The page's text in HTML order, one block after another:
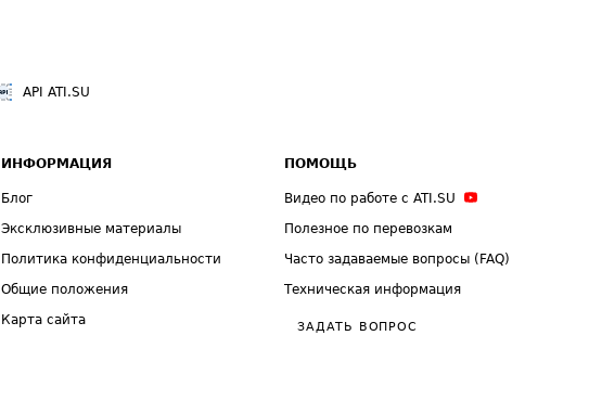
API ATI.SU
ИНФОРМАЦИЯ
Блог
Эксклюзивные материалы
Политика конфиденциальности
Общие положения
Карта сайта
ПОМОЩЬ
Видео по работе с ATI.SU
Полезное по перевозкам
Часто задаваемые вопросы (FAQ)
Техническая информация
ЗАДАТЬ ВОПРОС